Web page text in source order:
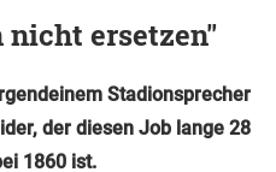
ersetzen"
Stadionsprecher
der diesen Job lange 28
1860 ist.